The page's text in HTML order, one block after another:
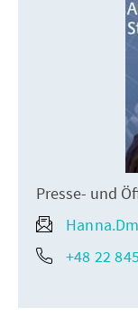
Presse- und
+48 22